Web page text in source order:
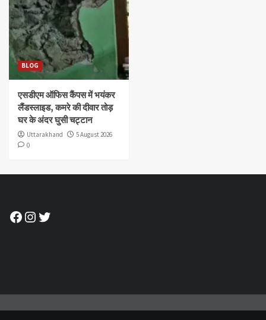
BLOG
एसडीएम ऑफिस कैंपस में भयंकर
लैंडस्लाइड, कमरे की दीवार तोड़
घर के अंदर घुसी चट्टान
Uttarakhand
5 August 2026
0
Facebook
Instagram
Twitter